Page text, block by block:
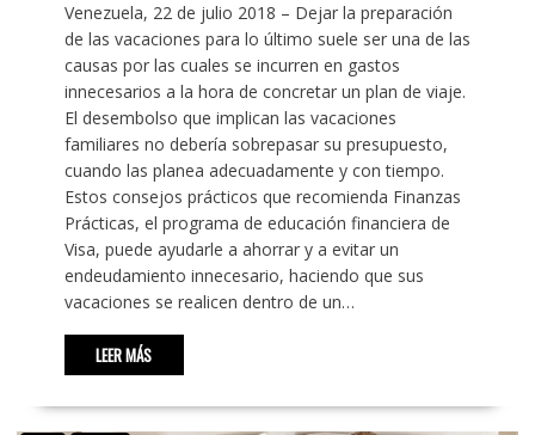
Venezuela, 22 de julio 2018 – Dejar la preparación
de las vacaciones para lo último suele ser una de las
causas por las cuales se incurren en gastos
innecesarios a la hora de concretar un plan de viaje.
El desembolso que implican las vacaciones
familiares no debería sobrepasar su presupuesto,
cuando las planea adecuadamente y con tiempo.
Estos consejos prácticos que recomienda Finanzas
Prácticas, el programa de educación financiera de
Visa, puede ayudarle a ahorrar y a evitar un
endeudamiento innecesario, haciendo que sus
vacaciones se realicen dentro de un…
LEER MÁS